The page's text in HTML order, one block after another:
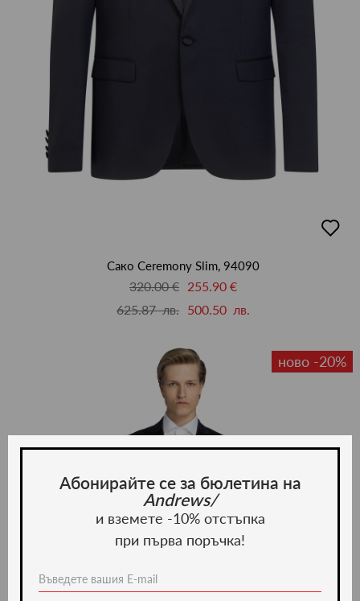
в
Сако Ceremony Slim, 94090
320.00 € 255.90 €
625.87 лв. 500.50 лв.
ново -20%
Абонирайте се за бюлетина на
Andrews/
и вземете -10% отстъпка
при първа поръчка!